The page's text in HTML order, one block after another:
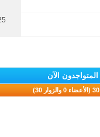
المتواجدون الآن
30 (الأعضاء 0 والزوار 30)